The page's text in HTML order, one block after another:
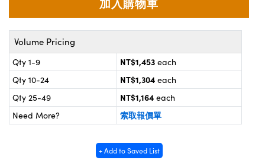
and Couplers | 中繼鏡或耦合鏡
Microscopes | 袖珍顯微鏡
鏡
放大鏡
| 成像系統
Gratings™
Volume Pricing
Qty 1-9 NT$1,453 each
Qty 10-24
NT$1,304 each
Qty 25-49
NT$1,164 each
Need More?
索取報價單
+ Add to Saved List